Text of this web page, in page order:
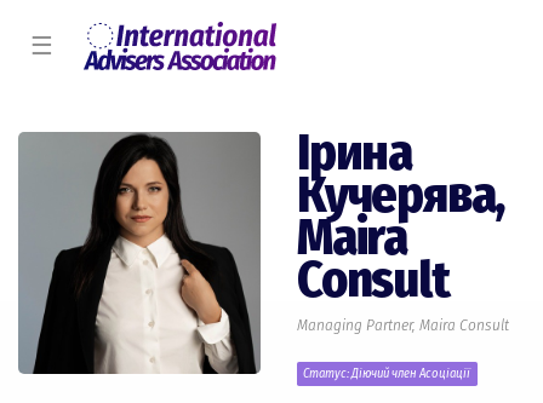
☰
Ірина
Кучерява,
Maira
Consult
Managing Partner, Maira Consult
Статус: Діючий член Асоціації